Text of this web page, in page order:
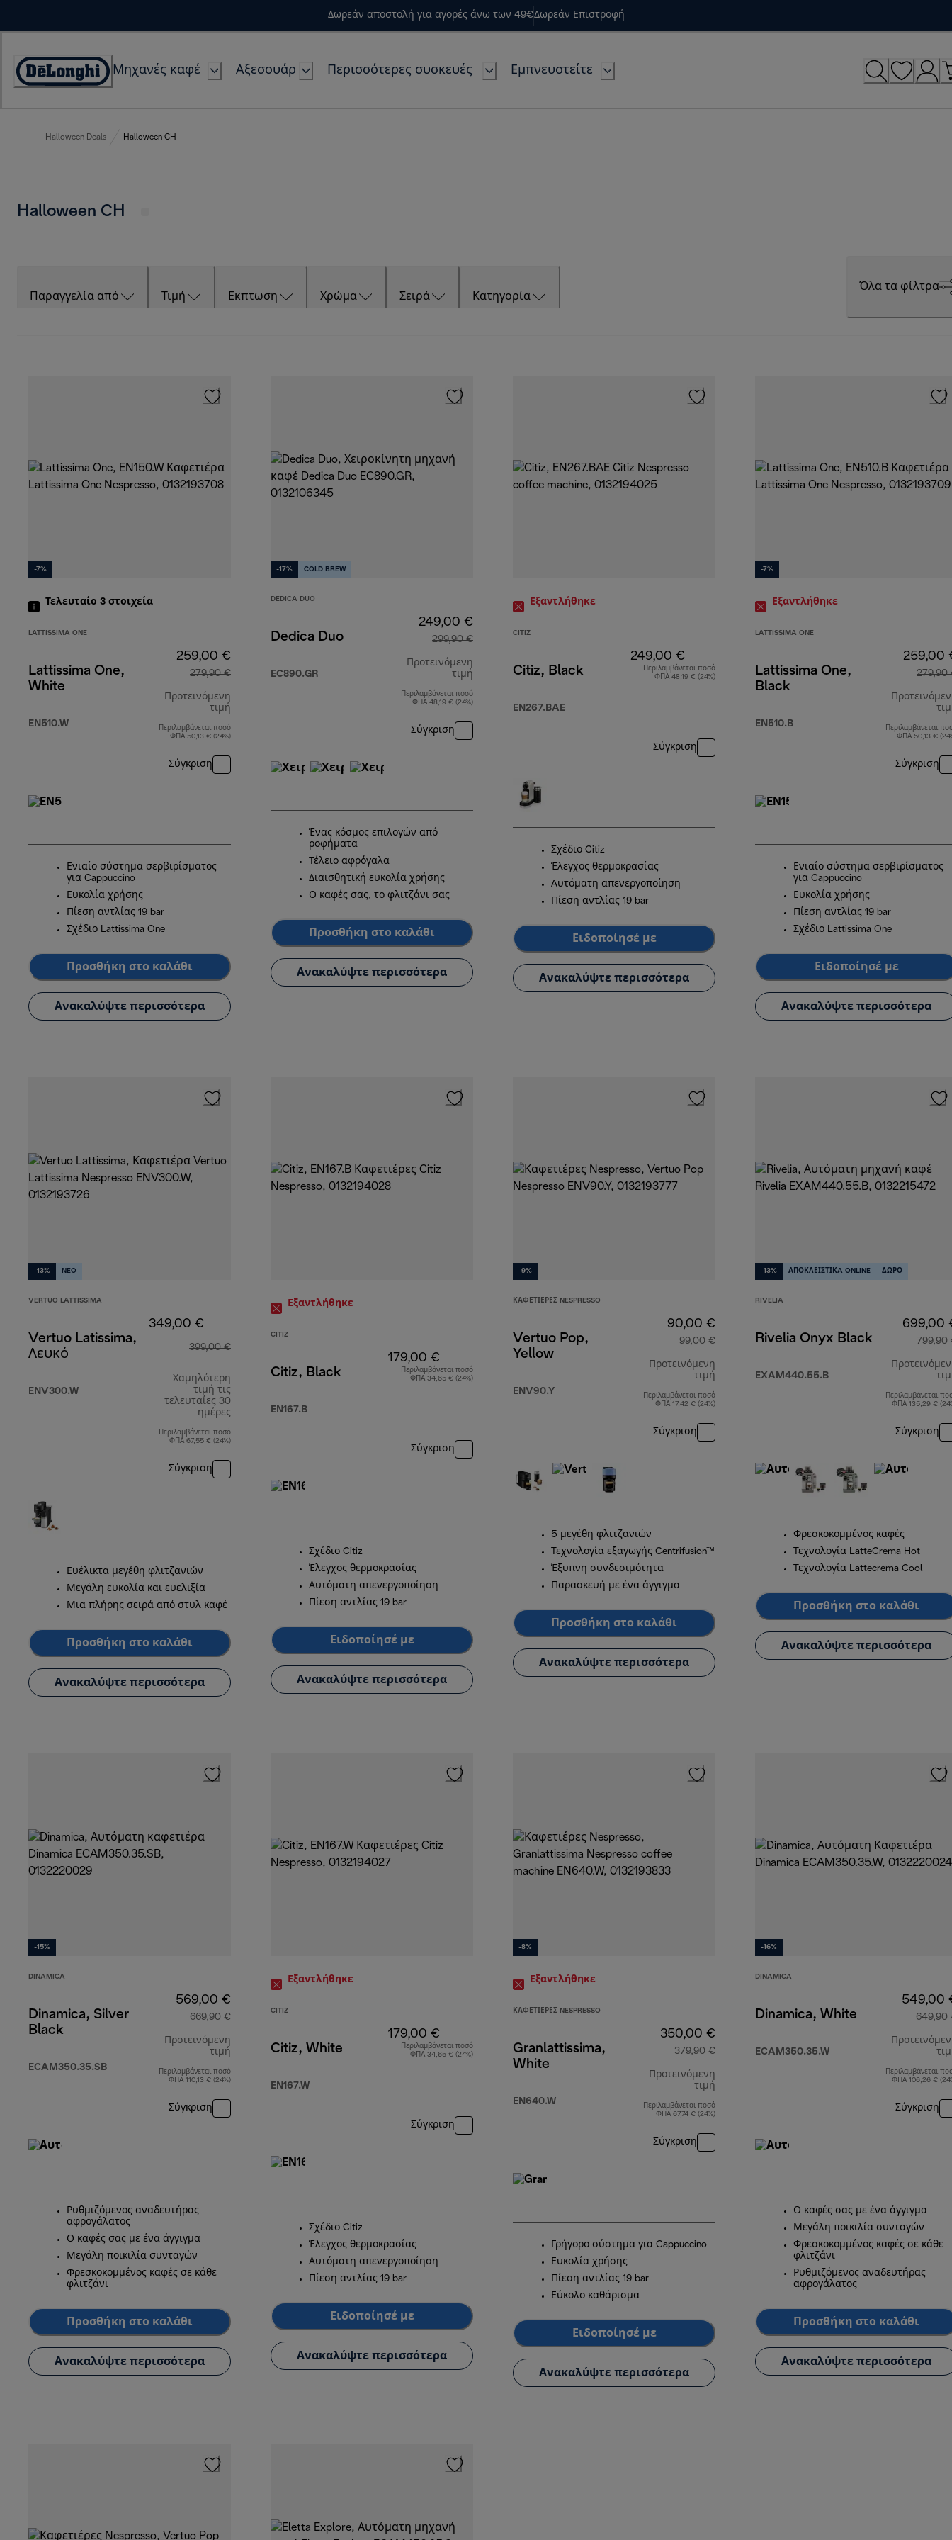
Δωρεάν αποστολή για αγορές άνω των 49€Δωρεάν Επιστροφή
Accessibility
Μηχανές καφέ Αξεσουάρ Περισσότερες συσκευές Εμπνευστείτε
Halloween Deals Halloween CH
Halloween CH
Παραγγελία από Τιμή Εκπτωση Χρώμα Σειρά Κατηγορία
Όλα τα φίλτρα
-7%
Τελευταίο 3 στοιχεία
LATTISSIMA ONE
Lattissima One,
White
EN510.W
259,00 €
279,90 €
Προτεινόμενη
τιμή
αρχική τιμή 279,90 €
Περιλαμβάνεται ποσό
ΦΠΑ 50,13 € (24%)
Σύγκριση
Ενιαίο σύστημα σερβιρίσματος
για Cappuccino
Ευκολία χρήσης
Πίεση αντλίας 19 bar
Σχέδιο Lattissima One
Προσθήκη στο καλάθι
Ανακαλύψτε περισσότερα
-17% COLD BREW
DEDICA DUO
Dedica Duo
EC890.GR
249,00 €
299,90 €
Προτεινόμενη
τιμή
αρχική τιμή 299,90 €
Περιλαμβάνεται ποσό
ΦΠΑ 48,19 € (24%)
Σύγκριση
Ένας κόσμος επιλογών από
ροφήματα
Τέλειο αφρόγαλα
Διαισθητική ευκολία χρήσης
Ο καφές σας, το φλιτζάνι σας
Προσθήκη στο καλάθι
Ανακαλύψτε περισσότερα
Εξαντλήθηκε
CITIZ
Citiz, Black
EN267.BAE
249,00 €
Περιλαμβάνεται ποσό
ΦΠΑ 48,19 € (24%)
Σύγκριση
Σχέδιο Citiz
Έλεγχος θερμοκρασίας
Αυτόματη απενεργοποίηση
Πίεση αντλίας 19 bar
Ειδοποίησέ με
Ανακαλύψτε περισσότερα
-7%
Εξαντλήθηκε
LATTISSIMA ONE
Lattissima One,
Black
EN510.B
259,00
279,90
Περιλαμβάνεται
ΦΠΑ 50,13 €
Σύγκριση
Ενιαίο σύστημα σερβιρίσματος
για Cappuccino
Ευκολία χρήσης
Πίεση αντλίας 19 bar
Σχέδιο Lattissima One
Ειδοποίησέ με
Ανακαλύψτε περισσότερα
-13% NEO
VERTUO LATTISSIMA
Vertuo Latissima,
Λευκό
ENV300.W
349,00 €
399,00 €
Χαμηλότερη
τιμή τις
τελευταίες 30
ημέρες
Περιλαμβάνεται ποσό
ΦΠΑ 67,55 € (24%)
Σύγκριση
Ευέλικτα μεγέθη φλιτζανιών
Μεγάλη ευκολία και ευελιξία
Μια πλήρης σειρά από στυλ καφέ
Προσθήκη στο καλάθι
Ανακαλύψτε περισσότερα
Εξαντλήθηκε
CITIZ
Citiz, Black
EN167.B
179,00 €
Περιλαμβάνεται ποσό
ΦΠΑ 34,65 € (24%)
Σύγκριση
Σχέδιο Citiz
Έλεγχος θερμοκρασίας
Αυτόματη απενεργοποίηση
Πίεση αντλίας 19 bar
Ειδοποίησέ με
Ανακαλύψτε περισσότερα
-9%
ΚΑΦΕΤΙΈΡΕΣ NESPRESSO
Vertuo Pop,
Yellow
ENV90.Y
90,00 €
99,00 €
Προτεινόμενη
τιμή
αρχική τιμή 99,00 €
Περιλαμβάνεται ποσό
ΦΠΑ 17,42 € (24%)
Σύγκριση
5 μεγέθη φλιτζανιών
Τεχνολογία εξαγωγής Centrifusion™
Έξυπνη συνδεσιμότητα
Παρασκευή με ένα άγγιγμα
Προσθήκη στο καλάθι
Ανακαλύψτε περισσότερα
-13% ΑΠΟΚΛΕΙΣΤΙΚA ONLINE ΔΩΡΟ
RIVELIA
Rivelia Onyx Black
EXAM440.55.B
699,00
799,90
Περιλαμβάνεται
ΦΠΑ 135,29 €
Σύγκριση
Φρεσκοκομμένος καφές
Τεχνολογία LatteCrema Hot
Τεχνολογία Lattecrema Cool
Προσθήκη στο καλάθι
Ανακαλύψτε περισσότερα
-15%
DINAMICA
Dinamica, Silver
Black
ECAM350.35.SB
569,00 €
669,90 €
Προτεινόμενη
τιμή
αρχική τιμή 669,90 €
Περιλαμβάνεται ποσό
ΦΠΑ 110,13 € (24%)
Σύγκριση
Ρυθμιζόμενος αναδευτήρας
αφρογάλατος
Ο καφές σας με ένα άγγιγμα
Μεγάλη ποικιλία συνταγών
Φρεσκοκομμένος καφές σε κάθε
φλιτζάνι
Προσθήκη στο καλάθι
Ανακαλύψτε περισσότερα
Εξαντλήθηκε
CITIZ
Citiz, White
EN167.W
179,00 €
Περιλαμβάνεται ποσό
ΦΠΑ 34,65 € (24%)
Σύγκριση
Σχέδιο Citiz
Έλεγχος θερμοκρασίας
Αυτόματη απενεργοποίηση
Πίεση αντλίας 19 bar
Ειδοποίησέ με
Ανακαλύψτε περισσότερα
-8%
Εξαντλήθηκε
ΚΑΦΕΤΙΈΡΕΣ NESPRESSO
Granlattissima,
White
EN640.W
350,00 €
379,90 €
Προτεινόμενη
τιμή
αρχική τιμή 379,90 €
Περιλαμβάνεται ποσό
ΦΠΑ 67,74 € (24%)
Σύγκριση
Γρήγορο σύστημα για Cappuccino
Ευκολία χρήσης
Πίεση αντλίας 19 bar
Εύκολο καθάρισμα
Ειδοποίησέ με
Ανακαλύψτε περισσότερα
-16%
DINAMICA
Dinamica, White
ECAM350.35.W
549,00
649,90
Περιλαμβάνεται
ΦΠΑ 106,26 €
Σύγκριση
Ο καφές σας με ένα άγγιγμα
Μεγάλη ποικιλία συνταγών
Φρεσκοκομμένος καφές σε κάθε
φλιτζάνι
Ρυθμιζόμενος αναδευτήρας
αφρογάλατος
Προσθήκη στο καλάθι
Ανακαλύψτε περισσότερα